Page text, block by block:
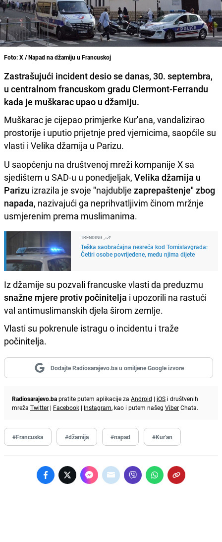
Foto: X / Napad na džamiju u Francuskoj
Zastrašujući incident desio se danas, 30. septembra,
u centralnom francuskom gradu Clermont-Ferrandu
kada je muškarac upao u džamiju.
Muškarac je cijepao primjerke Kur'ana, vandalizirao
prostorije i uputio prijetnje pred vjernicima, saopćile su
vlasti i Velika džamija u Parizu.
U saopćenju na društvenoj mreži kompanije X sa
sjedištem u SAD-u u ponedjeljak, Velika džamija u
Parizu izrazila je svoje "najdublje zaprepaštenje" zbog
napada, nazivajući ga neprihvatljivim činom mržnje
usmjerenim prema muslimanima.
TRENDING
Teška saobraćajna nesreća kod Tomislavgrada:
Četiri osobe povrijeđene, među njima dijete
Iz džamije su pozvali francuske vlasti da preduzmu
snažne mjere protiv počinitelja i upozorili na rastući
val antimuslimanskih djela širom zemlje.
Vlasti su pokrenule istragu o incidentu i traže
počinitelja.
Dodajte Radiosarajevo.ba u omiljene Google izvore
Radiosarajevo.bapratite putem aplikacije za Android | iOS i društvenih
mreža Twitter | Facebook | Instagram, kao i putem našeg ViberChata.
#Francuska #džamija #napad #Kur'an